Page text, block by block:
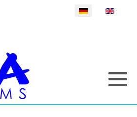
Sprache auswählen